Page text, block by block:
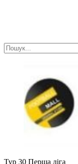
Тур 30 Перша ліга